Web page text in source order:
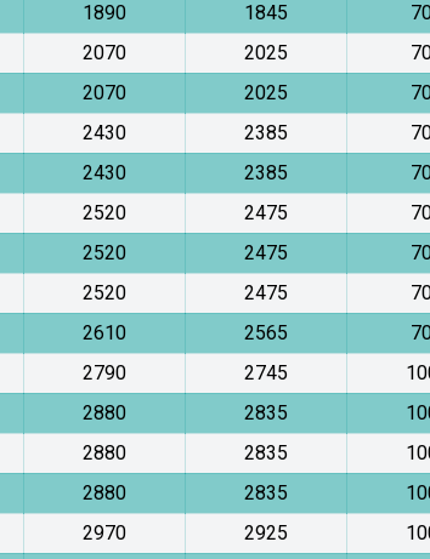
1890 1845
2070 2025
2070 2025
2430 2385
2430 2385
2520 2475
2520 2475
2520 2475
2610 2565
2790 2745
2880 2835
2880 2835
2880 2835
2970 2925